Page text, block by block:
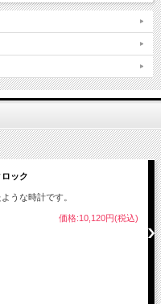
ック
うな時計です。
価格:10,120円(税込)